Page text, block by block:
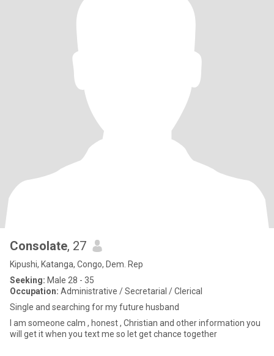
Consolate, 27
Kipushi, Katanga, Congo, Dem. Rep
Seeking: Male 28 - 35
Occupation: Administrative / Secretarial / Clerical
Single and searching for my future husband
I am someone calm , honest , Christian and other information you
will get it when you text me so let get chance together